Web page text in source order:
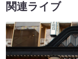
関連ライブ